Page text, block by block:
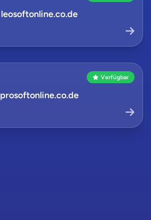
leosoftonline.co.de
Verfügbar
prosoftonline.co.de